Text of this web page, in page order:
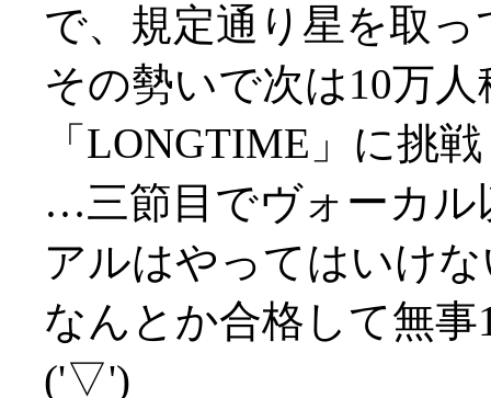
で、規定通り星を取っ
その勢いで次は10万
「LONGTIME」に挑
…三節目でヴォーカル
アルはやってはいけ
なんとか合格して無
('▽')